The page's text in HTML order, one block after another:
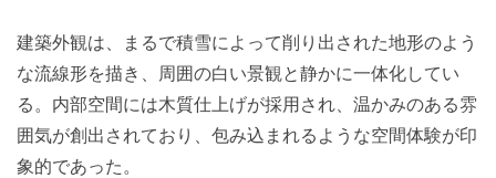
建築外観は、まるで積雪によって削り出された地形のよう
な流線形を描き、周囲の白い景観と静かに一体化してい
る。内部空間には木質仕上げが採用され、温かみのある雰
囲気が創出されており、包み込まれるような空間体験が印
象的であった。